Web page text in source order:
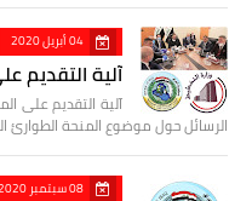
04 أبريل 2020
آلية التقديم
آلية التقديم على
الرسائل حول موضوع المنحة الطوارئ
08 سبتمبر 2020